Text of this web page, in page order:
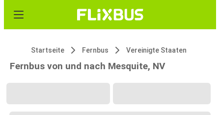
Startseite Fernbus Vereinigte Staaten
Fernbus von und nach Mesquite, NV